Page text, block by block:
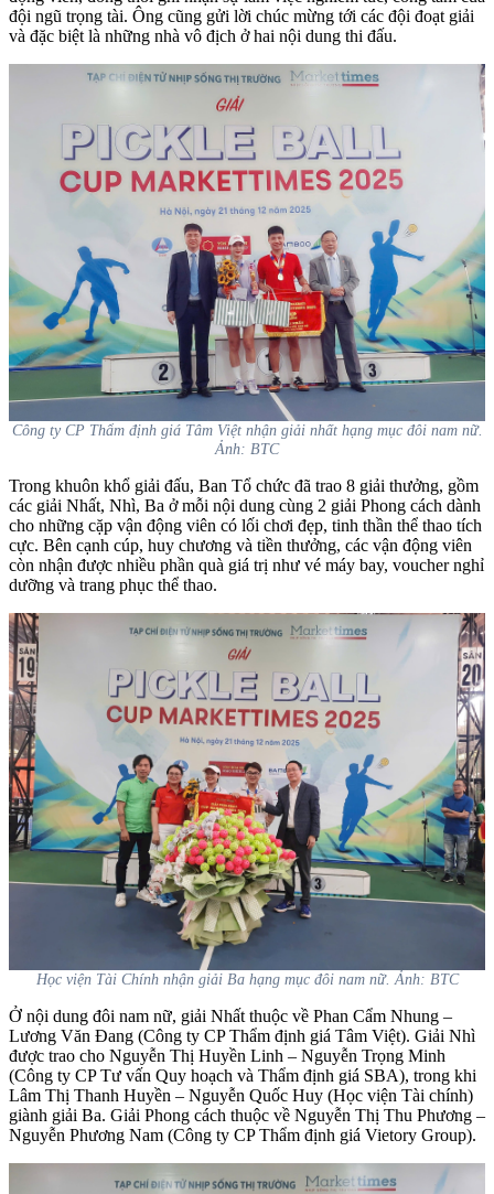
đội ngũ trọng tài. Ông cũng gửi lời chúc mừng tới các đội đoạt giải
và đặc biệt là những nhà vô địch ở hai nội dung thi đấu.
Công ty CP Thẩm định giá Tâm Việt nhận giải nhất hạng mục đôi nam nữ.
Ảnh: BTC
Trong khuôn khổ giải đấu, Ban Tổ chức đã trao 8 giải thưởng, gồm
các giải Nhất, Nhì, Ba ở mỗi nội dung cùng 2 giải Phong cách dành
cho những cặp vận động viên có lối chơi đẹp, tinh thần thể thao tích
cực. Bên cạnh cúp, huy chương và tiền thưởng, các vận động viên
còn nhận được nhiều phần quà giá trị như vé máy bay, voucher nghỉ
dưỡng và trang phục thể thao.
Học viện Tài Chính nhận giải Ba hạng mục đôi nam nữ. Ảnh: BTC
Ở nội dung đôi nam nữ, giải Nhất thuộc về Phan Cẩm Nhung –
Lương Văn Đang (Công ty CP Thẩm định giá Tâm Việt). Giải Nhì
được trao cho Nguyễn Thị Huyền Linh – Nguyễn Trọng Minh
(Công ty CP Tư vấn Quy hoạch và Thẩm định giá SBA), trong khi
Lâm Thị Thanh Huyền – Nguyễn Quốc Huy (Học viện Tài chính)
giành giải Ba. Giải Phong cách thuộc về Nguyễn Thị Thu Phương –
Nguyễn Phương Nam (Công ty CP Thẩm định giá Vietory Group).